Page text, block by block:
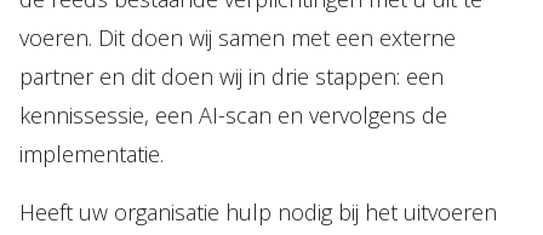
voeren. Dit doen wij samen met een externe
partner en dit doen wij in drie stappen: een
kennissessie, een AI-scan en vervolgens de
implementatie.
Heeft uw organisatie hulp nodig bij het uitvoeren